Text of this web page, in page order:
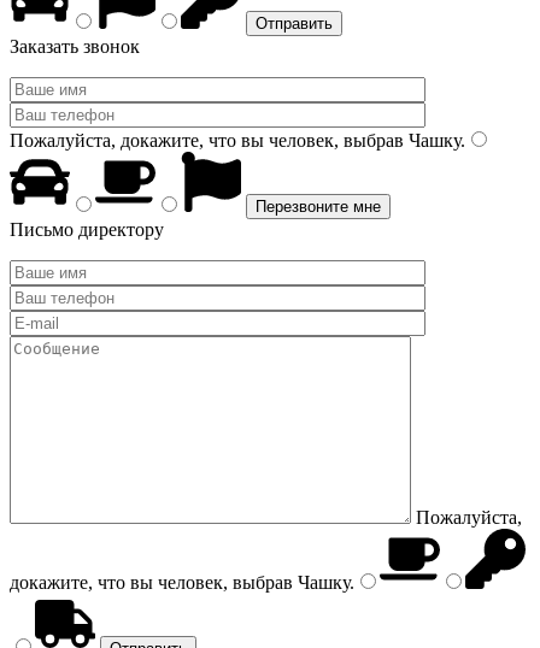
Заказать звонок
Пожалуйста, докажите, что вы человек, выбрав Чашку.
Письмо директору
Пожалуйста,
докажите, что вы человек, выбрав Чашку.